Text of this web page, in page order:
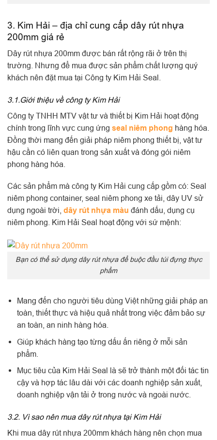
3. Kim Hải – địa chỉ cung cấp dây rút nhựa
200mm giá rẻ
Dây rút nhựa 200mm được bán rất rộng rãi ở trên thị
trường. Nhưng để mua được sản phẩm chất lượng quý
khách nên đặt mua tại Công ty Kim Hải Seal.
3.1.Giới thiệu về công ty Kim Hải
Công ty TNHH MTV vật tư và thiết bị Kim Hải hoạt động
chính trong lĩnh vực cung ứng seal niêm phong hàng hóa.
Đồng thời mang đến giải pháp niêm phong thiết bị, vật tư
hậu cần có liên quan trong sản xuất và đóng gói niêm
phong hàng hóa.
Các sản phẩm mà công ty Kim Hải cung cấp gồm có: Seal
niêm phong container, seal niêm phong xe tải, dây UV sử
dụng ngoài trời, dây rút nhựa màu đánh dấu, dụng cụ
niêm phong. Kim Hải Seal hoạt động với sứ mệnh:
Bạn có thể sử dụng dây rút nhựa để buộc đầu túi đựng thực
phẩm
Mang đến cho người tiêu dùng Việt những giải pháp an
toàn, thiết thực và hiệu quả nhất trong việc đảm bảo sự
an toàn, an ninh hàng hóa.
Giúp khách hàng tạo từng dấu ấn riêng ở mỗi sản
phẩm.
Mục tiêu của Kim Hải Seal là sẽ trở thành một đối tác tin
cậy và hợp tác lâu dài với các doanh nghiệp sản xuất,
doanh nghiệp vận tải ở trong nước và ngoài nước.
3.2. Vì sao nên mua dây rút nhựa tại Kim Hải
Khi mua dây rút nhựa 200mm khách hàng nên chọn mua